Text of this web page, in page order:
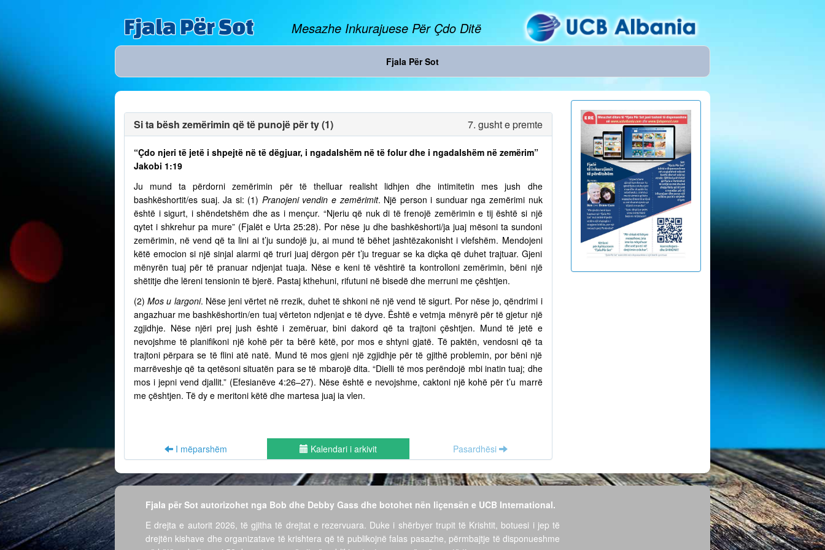
Fjala Për Sot Mesazhe Inkurajuese Për Çdo Ditë
Fjala Për Sot
Si ta bësh zemërimin që të punojë për ty (1) 7. gusht e premte
“Çdo njeri të jetë i shpejtë në të dëgjuar, i ngadalshëm në të folur dhe i ngadalshëm në zemërim”
Jakobi 1:19
Ju mund ta përdorni zemërimin për të thelluar realisht lidhjen dhe intimitetin mes jush dhe
bashkëshortit/es suaj. Ja si: (1) Pranojeni vendin e zemërimit. Një person i sunduar nga zemërimi nuk
është i sigurt, i shëndetshëm dhe as i mençur. “Njeriu që nuk di të frenojë zemërimin e tij është si një
qytet i shkrehur pa mure” (Fjalët e Urta 25:28). Por nëse ju dhe bashkëshorti/ja juaj mësoni ta sundoni
zemërimin, në vend që ta lini ai t’ju sundojë ju, ai mund të bëhet jashtëzakonisht i vlefshëm. Mendojeni
këtë emocion si një sinjal alarmi që truri juaj dërgon për t’ju treguar se ka diçka që duhet trajtuar. Gjeni
mënyrën tuaj për të pranuar ndjenjat tuaja. Nëse e keni të vështirë ta kontrolloni zemërimin, bëni një
shëtitje dhe lëreni tensionin të bjerë. Pastaj kthehuni, rifutuni në bisedë dhe merruni me çështjen.
(2)Mos u largoni. Nëse jeni vërtet në rrezik, duhet të shkoni në një vend të sigurt. Por nëse jo, qëndrimi i
angazhuar me bashkëshortin/en tuaj vërteton ndjenjat e të dyve. Është e vetmja mënyrë për të gjetur një
zgjidhje. Nëse njëri prej jush është i zemëruar, bini dakord që ta trajtoni çështjen. Mund të jetë e
nevojshme të planifikoni një kohë për ta bërë këtë, por mos e shtyni gjatë. Të paktën, vendosni që ta
trajtoni përpara se të flini atë natë. Mund të mos gjeni një zgjidhje për të gjithë problemin, por bëni një
marrëveshje që ta qetësoni situatën para se të mbarojë dita. “Dielli të mos perëndojë mbi inatin tuaj; dhe
mos i jepni vend djallit.” (Efesianëve 4:26–27). Nëse është e nevojshme, caktoni një kohë për t’u marrë
me çështjen. Të dy e meritoni këtë dhe martesa juaj ia vlen.
I mëparshëm Kalendari i arkivit Pasardhësi
Fjala për Sot autorizohet nga Bob dhe Debby Gass dhe botohet nën liçensën e UCB International.
E drejta e autorit 2026, të gjitha të drejtat e rezervuara. Duke i shërbyer trupit të Krishtit, botuesi i jep të
drejtën kishave dhe organizatave të krishtera që të publikojnë falas pasazhe, përmbajtje të disponueshme